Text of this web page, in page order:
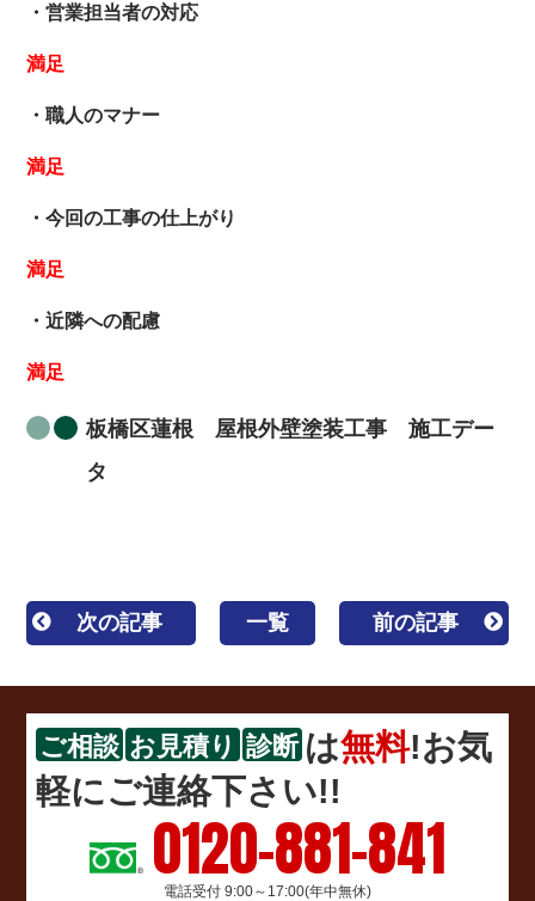
・営業担当者の対応
満足
・職人のマナー
満足
・今回の工事の仕上がり
満足
・近隣への配慮
満足
板橋区蓮根 屋根外壁塗装工事 施工デー
タ
次の記事 一覧 前の記事
ご相談 お見積り 診断 は無料!お気
軽にご連絡下さい!!
0120-881-841
電話受付 9:00～17:00(年中無休)